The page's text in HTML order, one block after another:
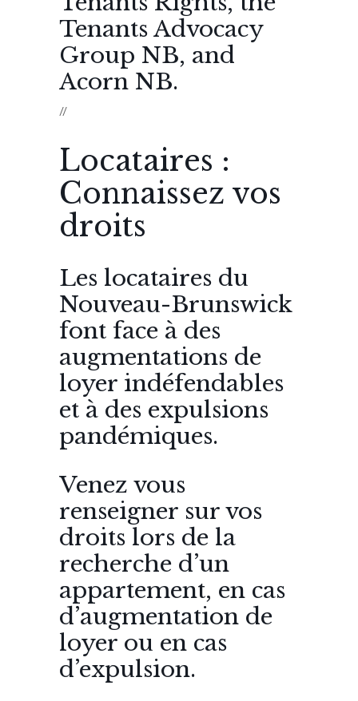
Tenants Advocacy
Group NB, and
Acorn NB.
//
Locataires :
Connaissez vos
droits
Les locataires du
Nouveau-Brunswick
font face à des
augmentations de
loyer indéfendables
et à des expulsions
pandémiques.
Venez vous
renseigner sur vos
droits lors de la
recherche d’un
appartement, en cas
d’augmentation de
loyer ou en cas
d’expulsion.